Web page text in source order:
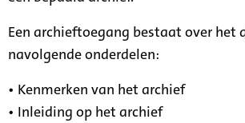
Een archieftoegang bestaat over het
navolgende onderdelen:
• Kenmerken van het archief
• Inleiding op het archief